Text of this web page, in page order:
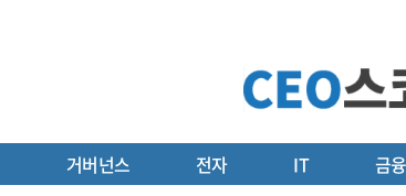
거버넌스 전자 IT 금융